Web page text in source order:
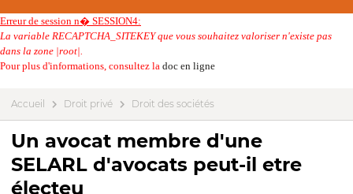
Erreur de session n� SESSION4:
La variable RECAPTCHA_SITEKEY que vous souhaitez valoriser n'existe pas
dans la zone |root|.
Pour plus d'informations, consultez la doc en ligne
Accueil Droit privé Droit des sociétés
Un avocat membre d'une
SELARL d'avocats peut-il etre
électeu